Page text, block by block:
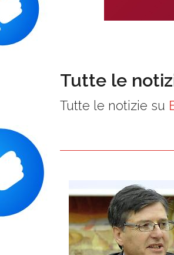
Tutte le
Tutte le notizie su